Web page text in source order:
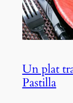
Un plat
Pastilla